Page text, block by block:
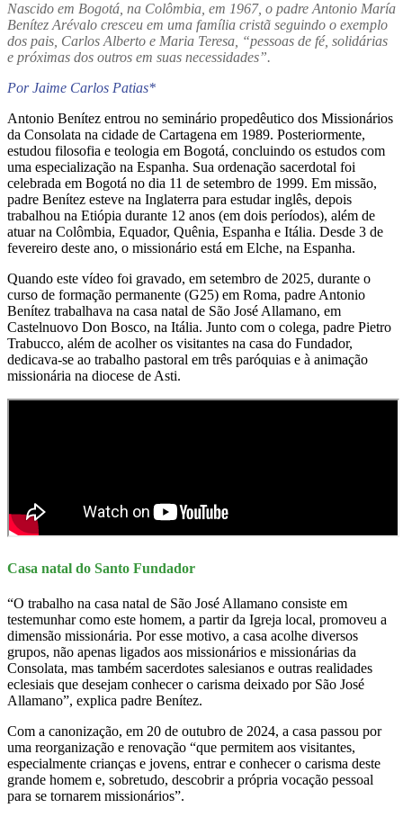
Nascido em Bogotá, na Colômbia, em 1967, o padre Antonio María
Benítez Arévalo cresceu em uma família cristã seguindo o exemplo
dos pais, Carlos Alberto e Maria Teresa, “pessoas de fé, solidárias
e próximas dos outros em suas necessidades”.
Por Jaime Carlos Patias*
Antonio Benítez entrou no seminário propedêutico dos Missionários
da Consolata na cidade de Cartagena em 1989. Posteriormente,
estudou filosofia e teologia em Bogotá, concluindo os estudos com
uma especialização na Espanha. Sua ordenação sacerdotal foi
celebrada em Bogotá no dia 11 de setembro de 1999. Em missão,
padre Benítez esteve na Inglaterra para estudar inglês, depois
trabalhou na Etiópia durante 12 anos (em dois períodos), além de
atuar na Colômbia, Equador, Quênia, Espanha e Itália. Desde 3 de
fevereiro deste ano, o missionário está em Elche, na Espanha.
Quando este vídeo foi gravado, em setembro de 2025, durante o
curso de formação permanente (G25) em Roma, padre Antonio
Benítez trabalhava na casa natal de São José Allamano, em
Castelnuovo Don Bosco, na Itália. Junto com o colega, padre Pietro
Trabucco, além de acolher os visitantes na casa do Fundador,
dedicava-se ao trabalho pastoral em três paróquias e à animação
missionária na diocese de Asti.
Casa natal do Santo Fundador
“O trabalho na casa natal de São José Allamano consiste em
testemunhar como este homem, a partir da Igreja local, promoveu a
dimensão missionária. Por esse motivo, a casa acolhe diversos
grupos, não apenas ligados aos missionários e missionárias da
Consolata, mas também sacerdotes salesianos e outras realidades
eclesiais que desejam conhecer o carisma deixado por São José
Allamano”, explica padre Benítez.
Com a canonização, em 20 de outubro de 2024, a casa passou por
uma reorganização e renovação “que permitem aos visitantes,
especialmente crianças e jovens, entrar e conhecer o carisma deste
grande homem e, sobretudo, descobrir a própria vocação pessoal
para se tornarem missionários”.